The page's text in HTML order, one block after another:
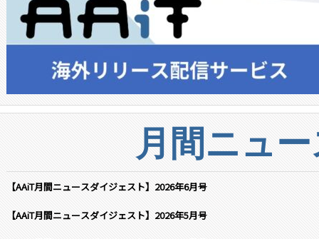
月間ニュ
【AAiT月間ニュースダイジェスト】2026年6月号
【AAiT月間ニュースダイジェスト】2026年5月号